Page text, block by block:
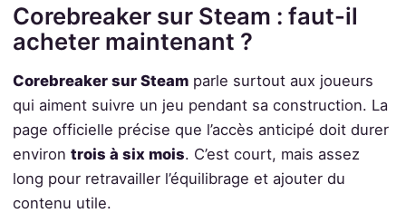
Corebreaker sur Steam : faut-il
acheter maintenant ?
Corebreaker sur Steamparle surtout aux joueurs
qui aiment suivre un jeu pendant sa construction. La
page officielle précise que l’accès anticipé doit durer
environ trois à six mois. C’est court, mais assez
long pour retravailler l’équilibrage et ajouter du
contenu utile.